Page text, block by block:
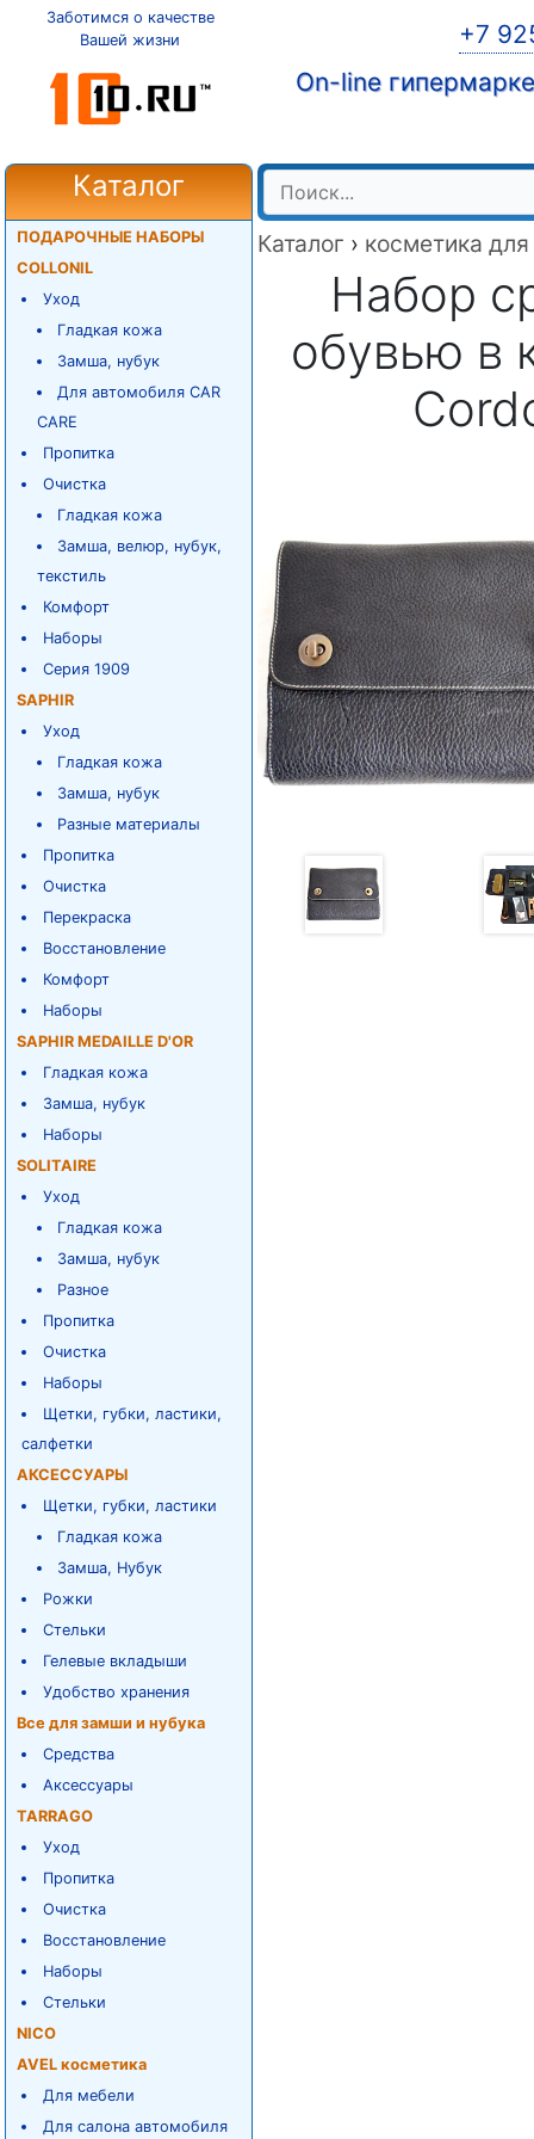
Заботимся о качестве
Вашей жизни
+7
On-line
Каталог
ПОДАРОЧНЫЕ НАБОРЫ
COLLONIL
Уход
Гладкая кожа
Замша, нубук
Для автомобиля CAR
CARE
Пропитка
Очистка
Гладкая кожа
Замша, велюр, нубук,
текстиль
Комфорт
Наборы
Серия 1909
SAPHIR
Уход
Гладкая кожа
Замша, нубук
Разные материалы
Пропитка
Очистка
Перекраска
Восстановление
Комфорт
Наборы
SAPHIR MEDAILLE D'OR
Гладкая кожа
Замша, нубук
Наборы
SOLITAIRE
Уход
Гладкая кожа
Замша, нубук
Разное
Пропитка
Очистка
Наборы
Щетки, губки, ластики,
салфетки
АКСЕССУАРЫ
Щетки, губки, ластики
Гладкая кожа
Замша, Нубук
Рожки
Стельки
Гелевые вкладыши
Удобство хранения
Все для замши и нубука
Средства
Аксессуары
TARRAGO
Уход
Пропитка
Очистка
Восстановление
Наборы
Стельки
NICO
AVEL косметика
Для мебели
Для салона автомобиля
Каталог › косметика
Набор
обувью в